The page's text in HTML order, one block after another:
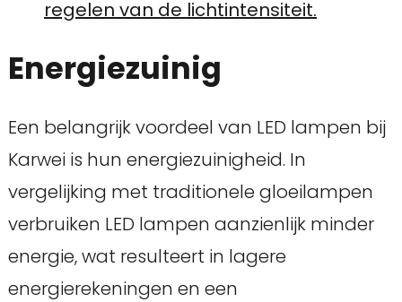
regelen van de lichtintensiteit.
Energiezuinig
Een belangrijk voordeel van LED lampen bij
Karwei is hun energiezuinigheid. In
vergelijking met traditionele gloeilampen
verbruiken LED lampen aanzienlijk minder
energie, wat resulteert in lagere
energierekeningen en een